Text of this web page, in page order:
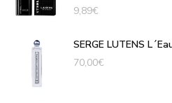
9,89€
SERGE LUTENS
70,00€